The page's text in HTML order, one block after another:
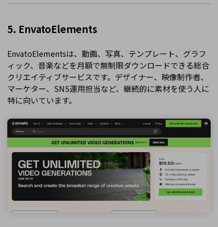
5. EnvatoElements
EnvatoElementsは、動画、写真、テンプレート、グラフ
ィック、音楽などを月額で無制限ダウンロードできる総合
クリエイティブサービスです。デザイナー、映像制作者、
マーケター、SNS運用担当など、継続的に素材を使う人に
特に向いています。